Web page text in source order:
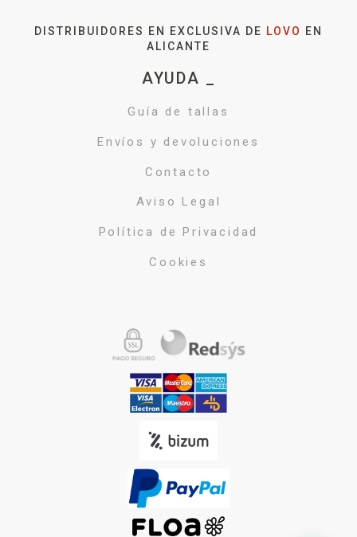
DISTRIBUIDORES EN EXCLUSIVA DE LOVO
EN
ALICANTE
AYUDA _
Guía de tallas
Envíos y devoluciones
Contacto
Aviso Legal
Política de Privacidad
Cookies